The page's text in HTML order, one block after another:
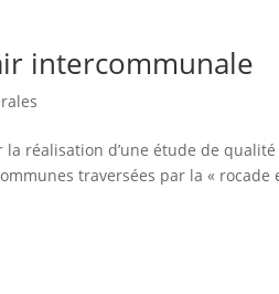
intercommunale
réalisation d’une étude de qualité
traversées par la « rocade